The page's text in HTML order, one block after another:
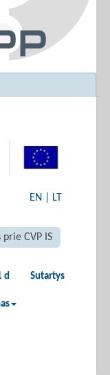
EN LT
CVP IS
d Sutartys